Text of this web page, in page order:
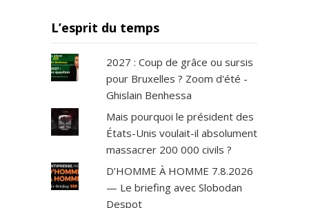
L’esprit du temps
2027 : Coup de grâce ou sursis
pour Bruxelles ? Zoom d'été -
Ghislain Benhessa
Mais pourquoi le président des
États-Unis voulait-il absolument
massacrer 200 000 civils ?
D’HOMME À HOMME 7.8.2026
— Le briefing avec Slobodan
Despot